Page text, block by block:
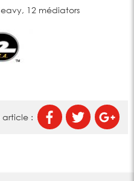
12 médiators
: